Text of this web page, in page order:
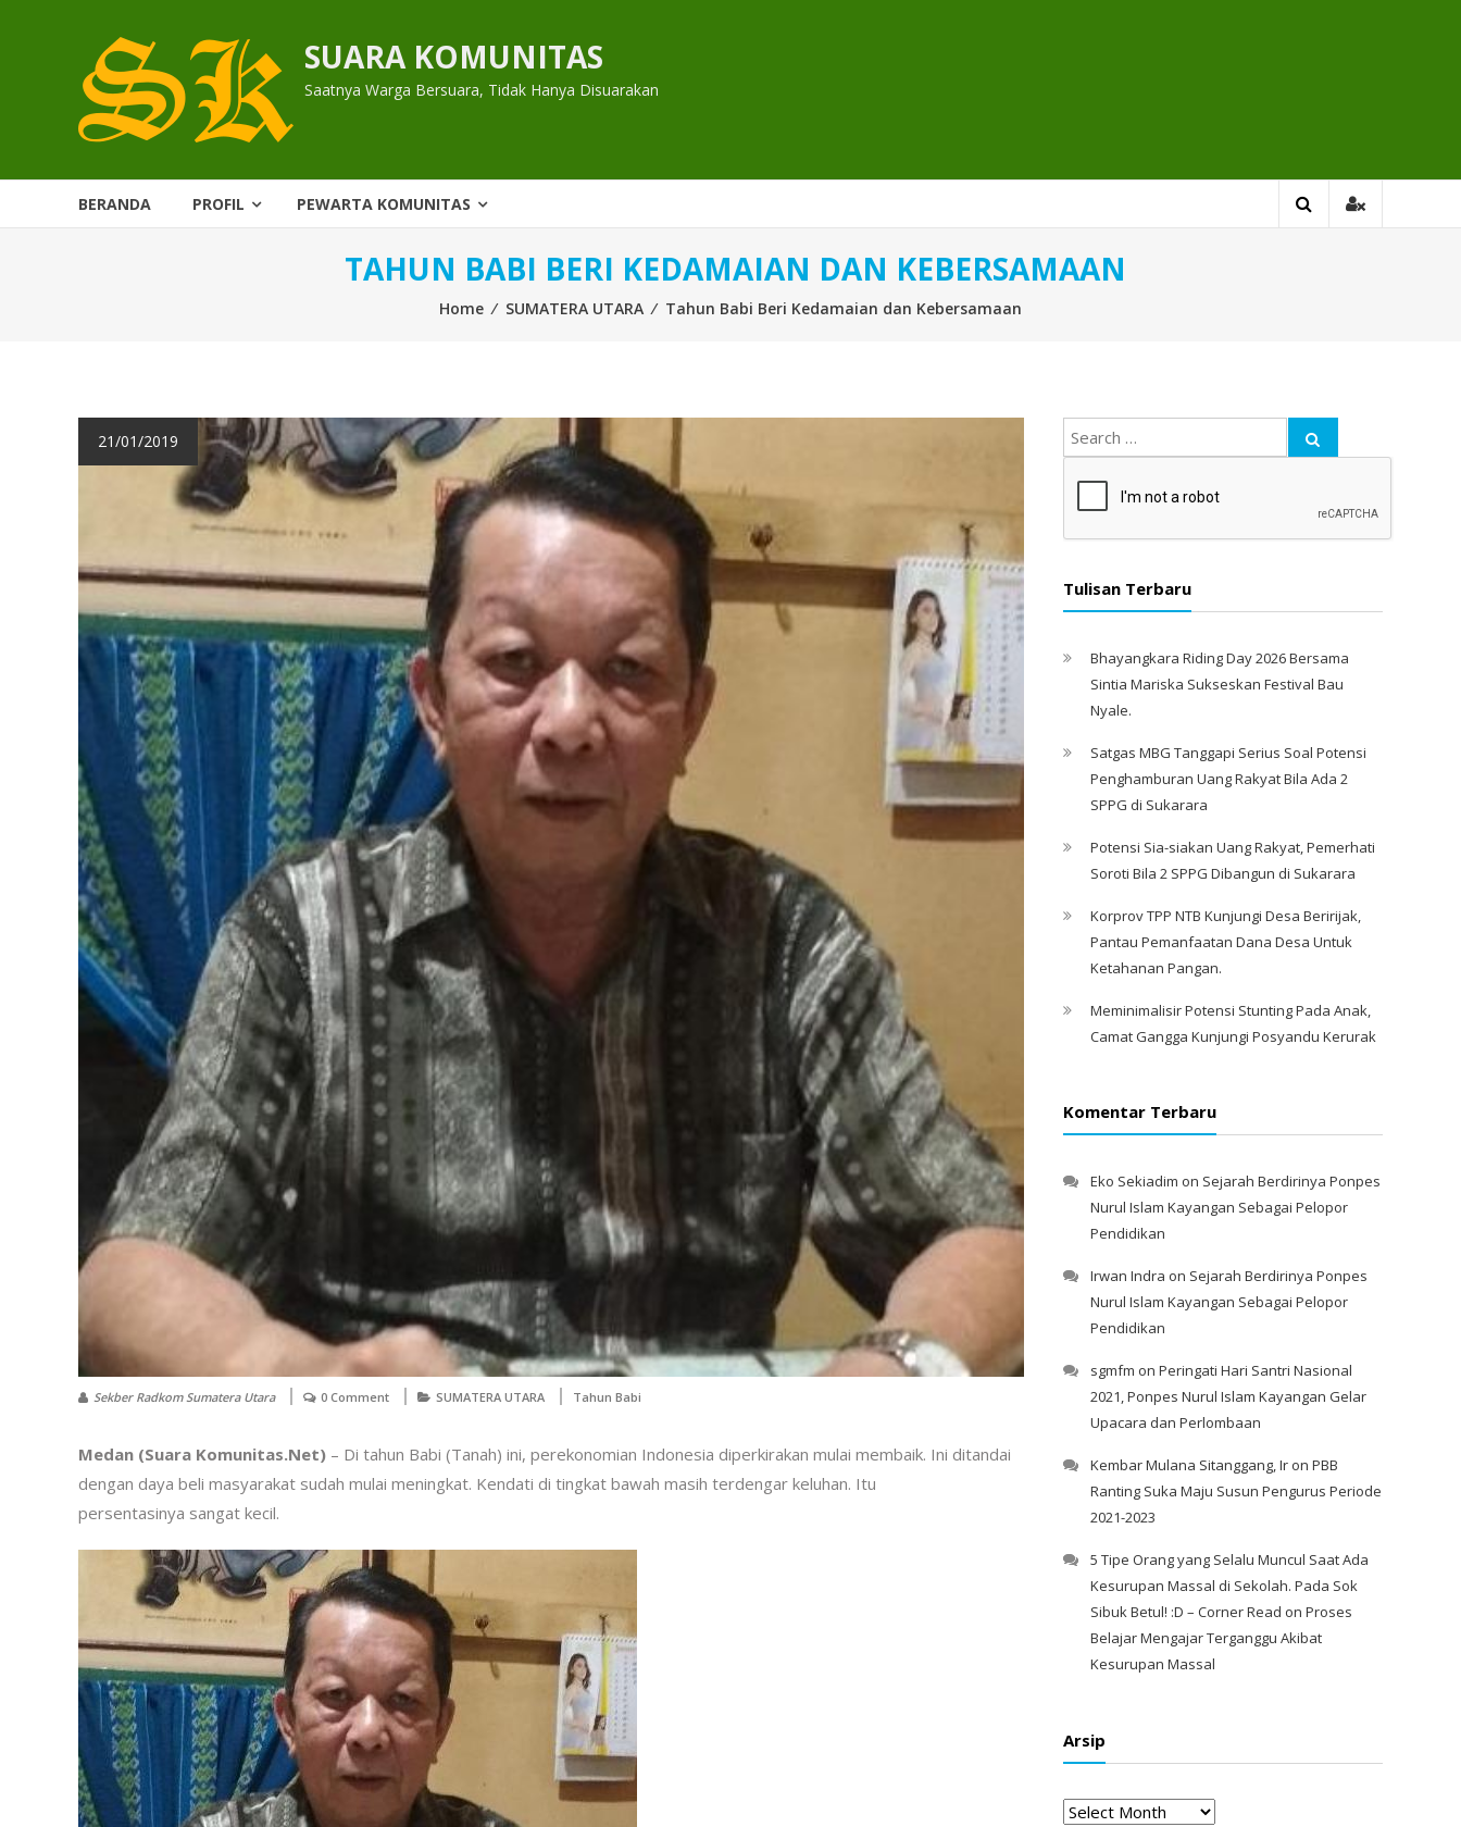
SUARA KOMUNITAS
Saatnya Warga Bersuara, Tidak Hanya Disuarakan
BERANDA PROFIL PEWARTA KOMUNITAS
TAHUN BABI BERI KEDAMAIAN DAN KEBERSAMAAN
Home ⁄ SUMATERA UTARA ⁄ Tahun Babi Beri Kedamaian dan Kebersamaan
21/01/2019
Sekber Radkom Sumatera Utara 0 Comment SUMATERA UTARA Tahun Babi
Medan (Suara Komunitas.Net) – Di tahun Babi (Tanah) ini, perekonomian Indonesia diperkirakan mulai membaik. Ini ditandai
dengan daya beli masyarakat sudah mulai meningkat. Kendati di tingkat bawah masih terdengar keluhan. Itu
persentasinya sangat kecil.
Tulisan Terbaru
Bhayangkara Riding Day 2026 Bersama
Sintia Mariska Sukseskan Festival Bau
Nyale. ‎
Satgas MBG Tanggapi Serius Soal Potensi
Penghamburan Uang Rakyat Bila Ada 2
SPPG di Sukarara
Potensi Sia-siakan Uang Rakyat, Pemerhati
Soroti Bila 2 SPPG Dibangun di Sukarara
Korprov TPP NTB Kunjungi Desa Beririjak,
Pantau Pemanfaatan Dana Desa Untuk
Ketahanan Pangan.
Meminimalisir Potensi Stunting Pada Anak,
Camat Gangga Kunjungi Posyandu Kerurak
Komentar Terbaru
Eko Sekiadim on Sejarah Berdirinya Ponpes
Nurul Islam Kayangan Sebagai Pelopor
Pendidikan
Irwan Indra on Sejarah Berdirinya Ponpes
Nurul Islam Kayangan Sebagai Pelopor
Pendidikan
sgmfm on Peringati Hari Santri Nasional
2021, Ponpes Nurul Islam Kayangan Gelar
Upacara dan Perlombaan
Kembar Mulana Sitanggang, Ir on PBB
Ranting Suka Maju Susun Pengurus Periode
2021-2023
5 Tipe Orang yang Selalu Muncul Saat Ada
Kesurupan Massal di Sekolah. Pada Sok
Sibuk Betul! :D – Corner Read on Proses
Belajar Mengajar Terganggu Akibat
Kesurupan Massal
Arsip
Arsip